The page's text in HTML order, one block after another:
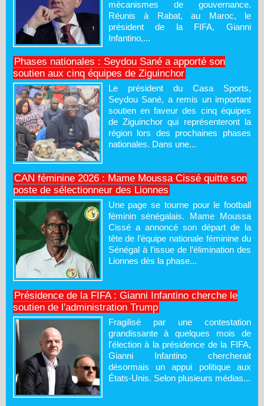
mécanismes de gouvernance.
Réunis à Rabat, au Maroc, le
président de la FIFA, Gianni
Infantino,...
Phases nationales : Seydou Sané a apporté son
soutien aux cinq équipes de Ziguinchor
Le président du Casa Sports,
Seydou Sané, a remis un important
soutien en faveur des cinq équipes
de Ziguinchor qui représenteront la
région lors des prochaines phases
nationales. Dans une...
CAN féminine 2026 : Mame Moussa Cissé quitte son
poste de sélectionneur des Lionnes
Une page se tourne pour le football
féminin sénégalais. Mame Moussa
Cissé a annoncé son départ de la
tête de l’équipe nationale féminine du
Sénégal à l’issue de l’élimination des
Lionnes dès la phase...
Présidence de la FIFA : Gianni Infantino cherche le
soutien de l'administration Trump
Fragilisé par une contestation
grandissante à quelques mois de
l'élection à la présidence de la FIFA,
Gianni Infantino chercherait
désormais un appui politique aux
États-Unis. Selon plusieurs médias...